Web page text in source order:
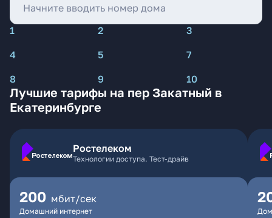
1 2
3
4
5
7
8
9 10
Лучшие тарифы на пер Закатный в
Екатеринбурге
Ростелеком
Технологии доступа. Тест-драйв
200 мбит/сек
Домашний интернет